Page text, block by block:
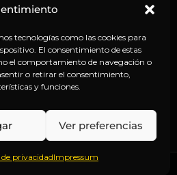
tecnologías como las cookies para
El consentimiento de estas
el comportamiento de navegación o
o retirar el consentimiento,
y funciones.
Ver preferencias
privacidadImpressum